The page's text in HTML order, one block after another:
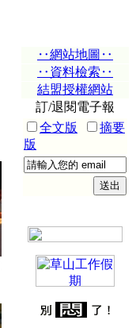
‥網站地圖‥
‥資料檢索‥
結盟授權網站
訂/退閱電子報
全文版
摘要
版